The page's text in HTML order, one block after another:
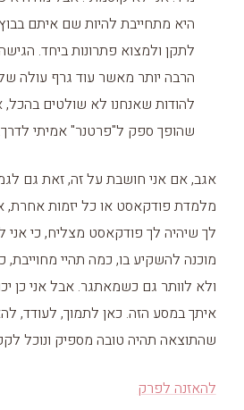
היא מתחייבת להיות שם איתם
לתקן ולמצוא פתרונות ביחד.
הרבה יותר מאשר עוד גרף עולה
להודות שאנחנו לא שולטים בהכל,
שהופך ספק ל"פרטנר" אמיתי לדרך.
אגב, אם אני חושבת על זה, זאת גם
מלמדת פודקאסט או כל יזמות אחרת,
לך שיהיה לך פודקאסט מצליח, כי אני
מוכנה להשקיע בו, כמה תהיי
ולא לוותר גם כשמאתגר. אבל אני כן
איתך במסע הזה. כאן לתמוך, לעודד,
שהתוצאה תהיה טובה מספיק ונוכל
להאזנה לפרק